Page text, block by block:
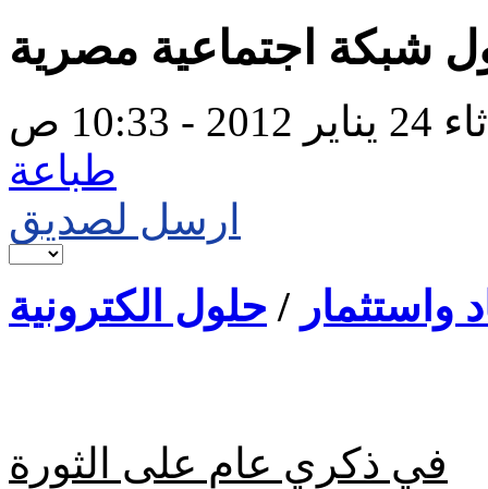
- 10:33 ص
طباعة
ارسل لصديق
واستثمار / حلول الكترونية
في ذكري عام على الثورة